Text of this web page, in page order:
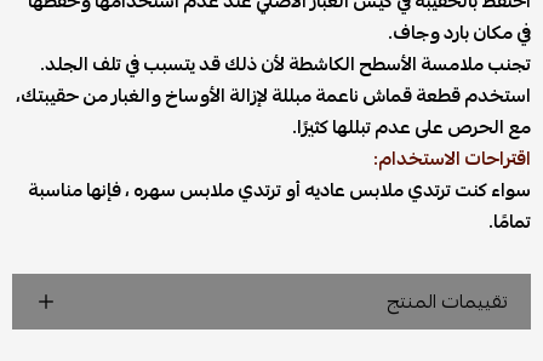
في مكان بارد وجاف.
تجنب ملامسة الأسطح الكاشطة لأن ذلك قد يتسبب في تلف الجلد.
استخدم قطعة قماش ناعمة مبللة لإزالة الأوساخ والغبار من حقيبتك،
مع الحرص على عدم تبللها كثيرًا.
اقتراحات الاستخدام:
سواء كنت ترتدي ملابس عاديه أو ترتدي ملابس سهره ، فإنها مناسبة
تمامًا.
تقييمات المنتج